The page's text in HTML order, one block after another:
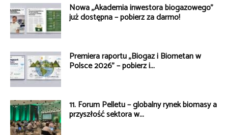
Nowa „Akademia inwestora biogazowego”
już dostępna – pobierz za darmo!
Premiera raportu „Biogaz i Biometan w
Polsce 2026” – pobierz i...
11. Forum Pelletu – globalny rynek biomasy a
przyszłość sektora w...